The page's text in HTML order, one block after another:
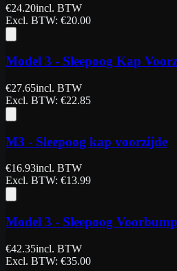
€24.20incl. BTW
Excl. BTW: €20.00
Model 3 - Sleepoog Kap
€27.65incl. BTW
Excl. BTW: €22.85
M3 - Sleepoog kap voorzijde
€16.93incl. BTW
Excl. BTW: €13.99
Model 3 - Sleepoog
€42.35incl. BTW
Excl. BTW: €35.00